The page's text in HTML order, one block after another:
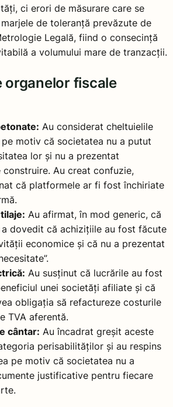
ci erori de măsurare care se
de toleranță prevăzute de
Legală, fiind o consecință
a volumului mare de tranzacții.
organelor fiscale
Au considerat cheltuielile
motiv că societatea nu a putut
lor și nu a prezentat
Au creat confuzie,
că platformele ar fi fost închiriate
Au afirmat, în mod generic, că
dovedit că achizițiile au fost făcute
economice și că nu a prezentat
Au susținut că lucrările au fost
unei societăți afiliate și că
obligația să refactureze costurile
TVA aferentă.
cântar: Au încadrat greșit aceste
perisabilităților și au respins
pe motiv că societatea nu a
justificative pentru fiecare